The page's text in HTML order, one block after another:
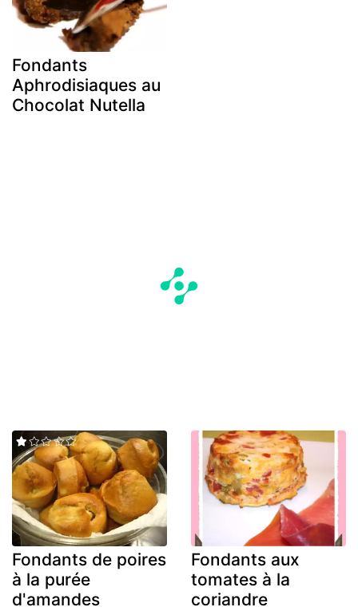
Fondants
Aphrodisiaques au
Chocolat Nutella
Fondants de poires
à la purée
d'amandes
Fondants aux
tomates à la
coriandre